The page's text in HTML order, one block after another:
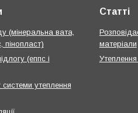
(мінеральна вата,
пінопласт)
(еппс і
утеплення
Статті
матеріали